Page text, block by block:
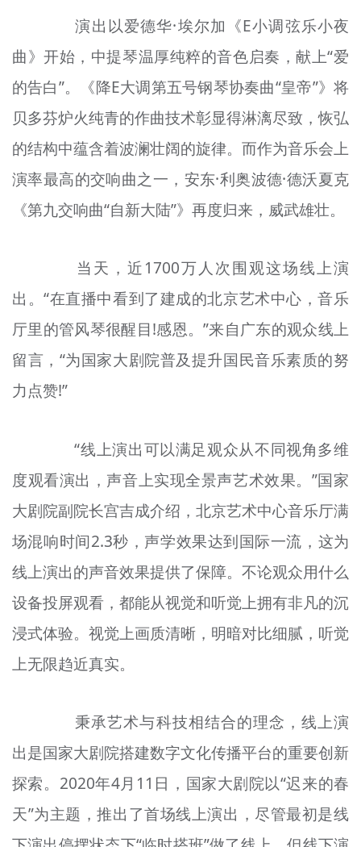
演出以爱德华·埃尔加《E小调弦乐小夜
曲》开始，中提琴温厚纯粹的音色启奏，献上“爱
的告白”。《降E大调第五号钢琴协奏曲“皇帝”》将
贝多芬炉火纯青的作曲技术彰显得淋漓尽致，恢弘
的结构中蕴含着波澜壮阔的旋律。而作为音乐会上
演率最高的交响曲之一，安东·利奥波德·德沃夏克
《第九交响曲“自新大陆”》再度归来，威武雄壮。
当天，近1700万人次围观这场线上演
出。“在直播中看到了建成的北京艺术中心，音乐
厅里的管风琴很醒目!感恩。”来自广东的观众线上
留言，“为国家大剧院普及提升国民音乐素质的努
力点赞!”
“线上演出可以满足观众从不同视角多维
度观看演出，声音上实现全景声艺术效果。”国家
大剧院副院长宫吉成介绍，北京艺术中心音乐厅满
场混响时间2.3秒，声学效果达到国际一流，这为
线上演出的声音效果提供了保障。不论观众用什么
设备投屏观看，都能从视觉和听觉上拥有非凡的沉
浸式体验。视觉上画质清晰，明暗对比细腻，听觉
上无限趋近真实。
秉承艺术与科技相结合的理念，线上演
出是国家大剧院搭建数字文化传播平台的重要创新
探索。2020年4月11日，国家大剧院以“迟来的春
天”为主题，推出了首场线上演出，尽管最初是线